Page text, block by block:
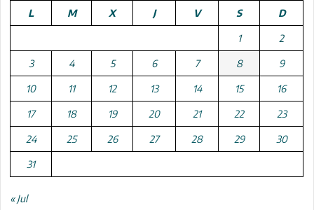
L
M X J V S D
1 2
3 4 5 6 7 8 9
10 11 12 13 14 15 16
17 18 19 20 21 22 23
24 25 26 27 28 29 30
31
« Jul